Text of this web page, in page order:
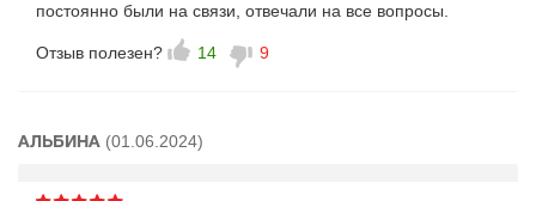
постоянно были на связи, отвечали на все вопросы.
Отзыв полезен? 14 9
АЛЬБИНА (01.06.2024)